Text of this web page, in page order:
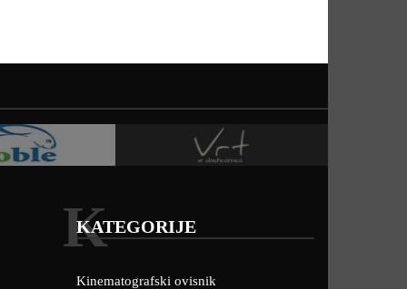
KATEGORIJE
K
Kinematografski ovisnik